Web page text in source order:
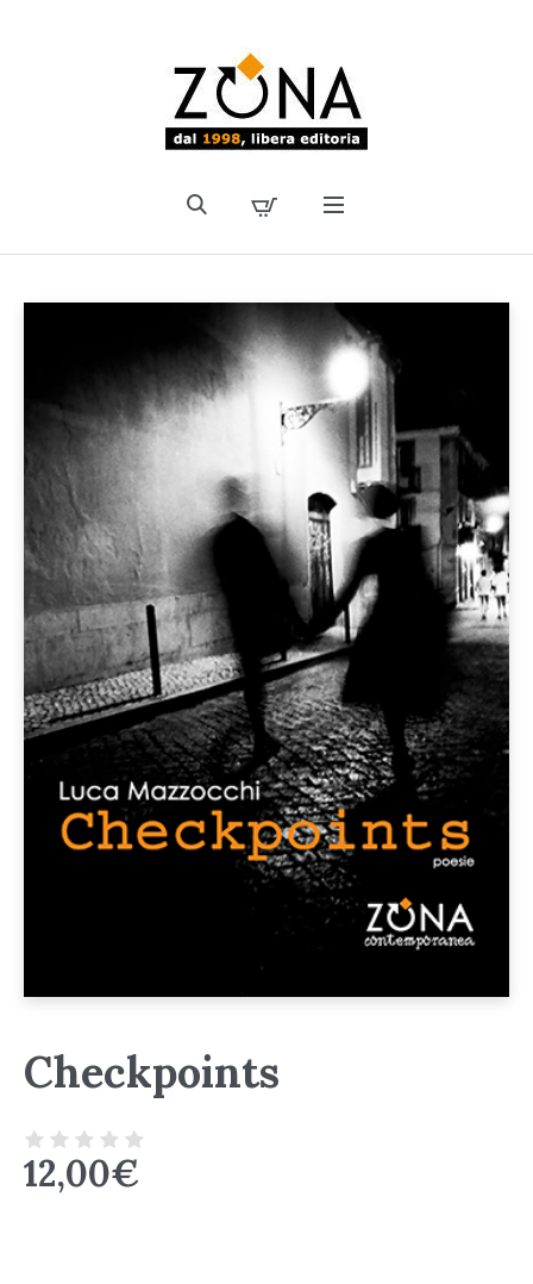
Checkpoints
12,00€